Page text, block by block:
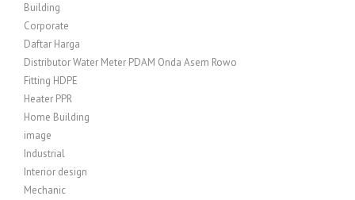
Building
Corporate
Daftar Harga
Distributor Water Meter PDAM Onda Asem Rowo
Fitting HDPE
Heater PPR
Home Building
image
Industrial
Interior design
Mechanic